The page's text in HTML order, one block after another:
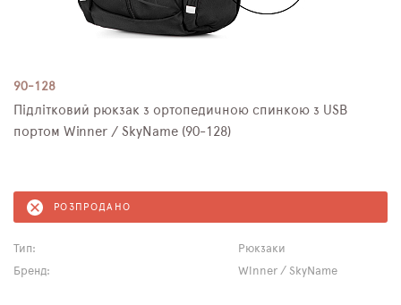
90-128
Підлітковий рюкзак з ортопедичною спинкою з USB
портом Winner / SkyName (90-128)
РОЗПРОДАНО
Тип:
Рюкзаки
Бренд:
Winner / SkyName